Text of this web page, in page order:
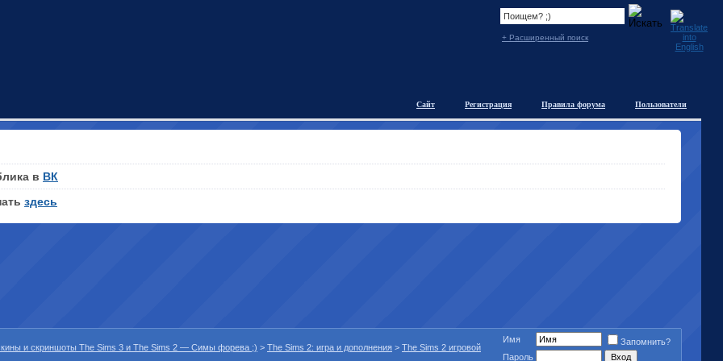
+ Расширенный поиск
Пользователи
Правила форума
Регистрация
Сайт
в ВК
здесь
и скриншоты The Sims 3 и The Sims 2 — Симы форева ;) > The Sims 2: игра и дополнения > The Sims 2 игровой
Имя
Запомнить?
Пароль